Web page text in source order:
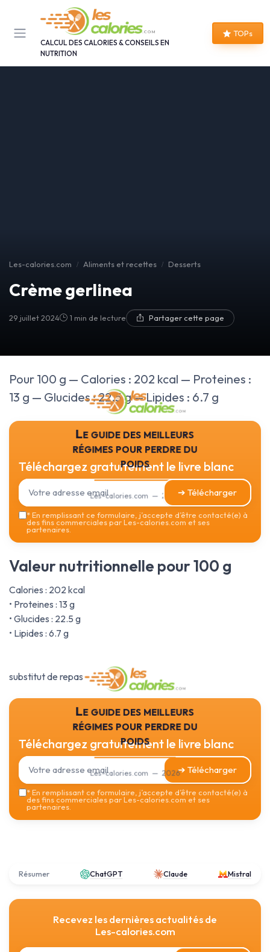
CALCUL DES CALORIES & CONSEILS EN
NUTRITION
TOPs
Les-calories.com Aliments et recettes Desserts
Crème gerlinea
29 juillet 2024 1 min de lecture Partager cette page
Pour 100 g — Calories : 202 kcal — Proteines :
13 g — Glucides : 22.5 g — Lipides : 6.7 g
Le guide des meilleurs
régimes pour perdre du
poids
Les-calories.com — 2026
Téléchargez gratuitement le livre blanc
➔ Télécharger
*En remplissant ce formulaire, j’accepte d’être contacté(e) à
des fins commerciales par Les-calories.com et ses
partenaires.
Valeur nutritionnelle pour 100 g
Calories : 202 kcal
• Proteines : 13 g
• Glucides : 22.5 g
• Lipides : 6.7 g
substitut de repas
Le guide des meilleurs
régimes pour perdre du
poids
Les-calories.com — 2026
Téléchargez gratuitement le livre blanc
➔ Télécharger
*En remplissant ce formulaire, j’accepte d’être contacté(e) à
des fins commerciales par Les-calories.com et ses
partenaires.
Résumer ChatGPT Claude Mistral
Recevez les dernières actualités de
Les-calories.com
Panneau de gestion des cookies